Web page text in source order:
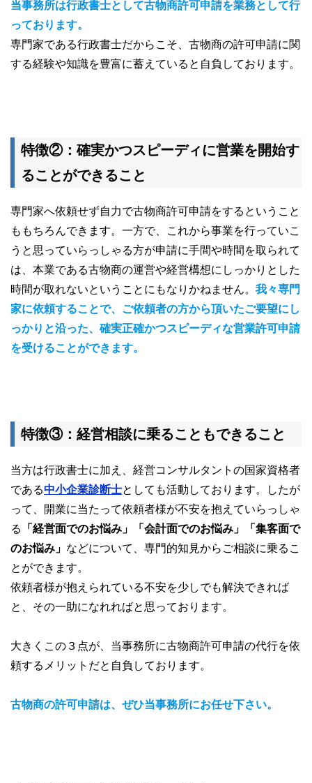
当事務所は行政書士として古物商許可申請を業務として行
っております。
専門家である行政書士だからこそ、古物商の許可申請に関
する経験や知識を豊富に蓄えていると自負しております。
特徴②：確実かつスピーディに営業を開始す
ることができること
専門家へ依頼せず自力で古物商許可申請をするということ
ももちろんできます。一方で、これから事業を行っていこ
うと思っていらっしゃる方が申請に手間や時間を取られて
は、本業である古物商の運営や経営構想にしっかりとした
時間が取れないということにもなりかねません。 我々専門
家に依頼することで、ご依頼者の方から頂いたご要望にし
っかりと沿った、確実正確かつスピーディな営業許可申請
を受けることができます。
特徴③：経営相談に乗ることもできること
当方は行政書士に加え、経営コンサルタントの国家資格者
である中小企業診断士としても活動しております。したが
って、開業に当たって依頼者様が不安を抱えていらっしゃ
る
「経営面でのお悩み」「会計面でのお悩み」「集客面で
のお悩み」 などについて、専門的知見からご相談に乗るこ
とができます。
依頼者様が抱えられている不安を少しでも解決できれば
と、その一助になれればと思っております。
大きくこの３点が、当事務所に古物商許可申請の代行を依
頼するメリットだと自負しております。
古物商の許可申請は、ぜひ当事務所にお任せ下さい。